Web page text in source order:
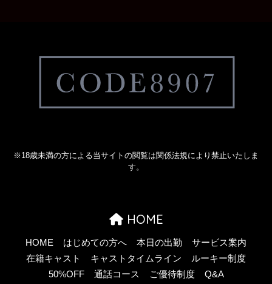
※18歳未満の方による当サイトの閲覧は関係法規により禁止いたしま
す。
HOME
HOME はじめての方へ 本日の出勤
サービス案内
在籍キャスト
キャストタイムライン
ルーキー制度
50%OFF
通話コース ご優待制度 Q&A